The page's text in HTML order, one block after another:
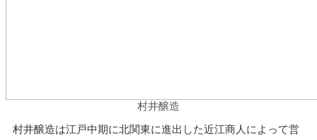
村井醸造
村井醸造は江戸中期に北関東に進出した近江商人によって営